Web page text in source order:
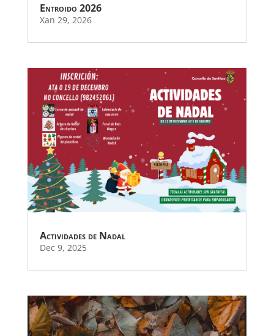
Entroido 2026
Xan 29, 2026
Actividades de Nadal
Dec 9, 2025